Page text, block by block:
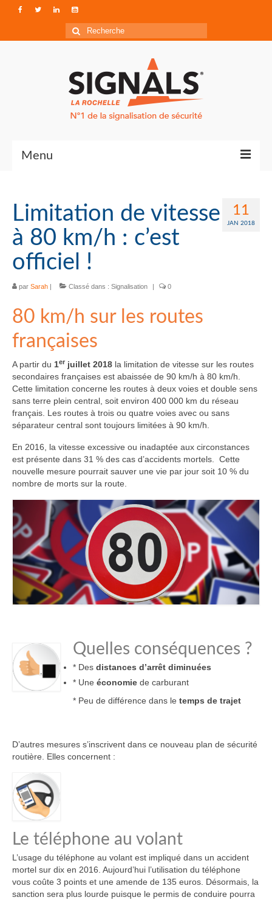
Rechercher
:
Menu
Qui sommes-nous ?
Accéder à Signals
11
JAN 2018
Limitation de vitesse
à 80 km/h : c’est
officiel !
par Sarah | Classé dans : Signalisation | 0
80 km/h sur les routes
françaises
A partir du 1er juillet 2018 la limitation de vitesse sur les routes
secondaires françaises est abaissée de 90 km/h à 80 km/h.
Cette limitation concerne les routes à deux voies et double sens
sans terre plein central, soit environ 400 000 km du réseau
français. Les routes à trois ou quatre voies avec ou sans
séparateur central sont toujours limitées à 90 km/h.
En 2016, la vitesse excessive ou inadaptée aux circonstances
est présente dans 31 % des cas d’accidents mortels. Cette
nouvelle mesure pourrait sauver une vie par jour soit 10 % du
nombre de morts sur la route.
Quelles conséquences ?
* Des distances d’arrêt diminuées
* Une économie de carburant
* Peu de différence dans le temps de trajet
D’autres mesures s’inscrivent dans ce nouveau plan de sécurité
routière. Elles concernent :
Le téléphone au volant
L’usage du téléphone au volant est impliqué dans un accident
mortel sur dix en 2016. Aujourd’hui l’utilisation du téléphone
vous coûte 3 points et une amende de 135 euros. Désormais, la
sanction sera plus lourde puisque le permis de conduire pourra